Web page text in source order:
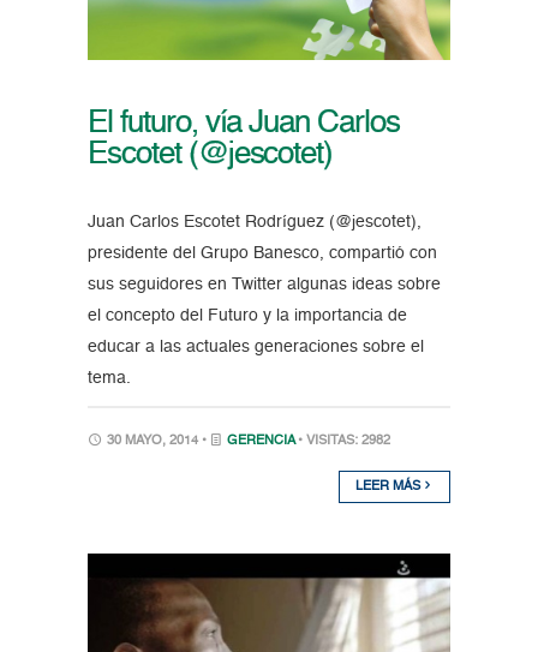
El futuro, vía Juan Carlos
Escotet (@jescotet)
Juan Carlos Escotet Rodríguez (@jescotet),
presidente del Grupo Banesco, compartió con
sus seguidores en Twitter algunas ideas sobre
el concepto del Futuro y la importancia de
educar a las actuales generaciones sobre el
tema.
30 MAYO, 2014 • GERENCIA • VISITAS: 2982
LEER MÁS